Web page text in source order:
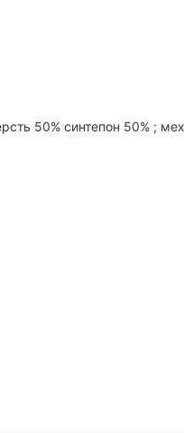
50% синтепон 50% ;